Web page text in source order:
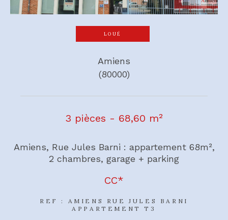
LOUÉ
Amiens
(80000)
3 pièces - 68,60 m²
Amiens, Rue Jules Barni : appartement 68m²,
2 chambres, garage + parking
CC*
REF : AMIENS RUE JULES BARNI
APPARTEMENT T3